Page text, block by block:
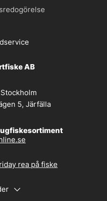
AB
5, Järfälla
rea på fiske